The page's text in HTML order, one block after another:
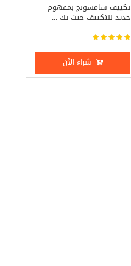
تكييف سامسونج بمفهوم
جديد للتكييف حيث يك ...
شراء الآن